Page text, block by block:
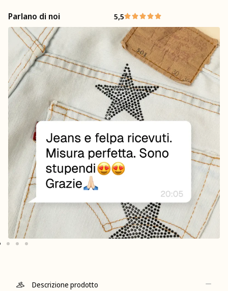
Parlano di noi 5,5
Descrizione prodotto